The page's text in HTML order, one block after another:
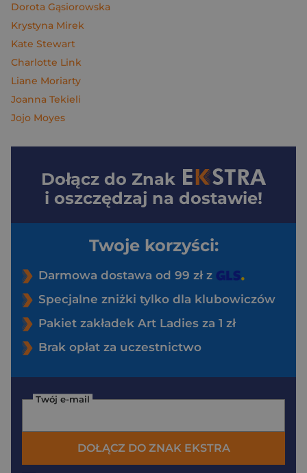
Dorota Gąsiorowska
Krystyna Mirek
Kate Stewart
Charlotte Link
Liane Moriarty
Joanna Tekieli
Jojo Moyes
Dołącz do Znak
i oszczędzaj na dostawie!
Twoje korzyści:
Darmowa dostawa od 99 zł z
Specjalne zniżki tylko dla klubowiczów
Pakiet zakładek Art Ladies za 1 zł
Brak opłat za uczestnictwo
Twój e-mail
DOŁĄCZ DO ZNAK EKSTRA